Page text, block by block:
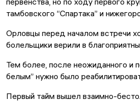
тамбовского “Спартака” и
Орловцы перед началом встречи
болельщики верили в
Тем более, после неожиданного и
белым” нужно было
Первый тайм вышел взаимно-